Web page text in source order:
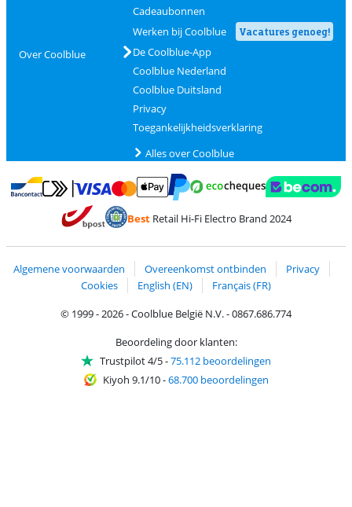
Over Coolblue
Cadeaubonnen
Werken bij Coolblue
Vacatures genoeg!
De Coolblue-App
Coolblue Nederland
Coolblue Duitsland
Privacy
Toegankelijkheidsverklaring
Alles over Coolblue
Betalen met Bancontact
Betalen met MasterCard en Visa via ClickToPay
Betalen met PayPal
BestRetail Hi-Fi Electro Brand 2024
Algemene voorwaarden Overeenkomst ontbinden
Privacy
Cookies
English (EN)
Français (FR)
© 1999 - 2026 - Coolblue België N.V. - 0867.686.774
Beoordeling door klanten:
Trustpilot 4/5-75.112 beoordelingen
Kiyoh 9.1/10-68.700 beoordelingen